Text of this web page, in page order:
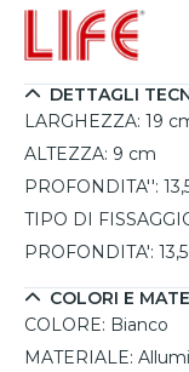
perfetto per
prestazioni
sue dimensioni
altezza e 13,5 cm
DETTAGLI
LARGHEZZA: 19
ALTEZZA: 9 cm
PROFONDITA'':
TIPO DI
PROFONDITA':
COLORI E
COLORE: Bianco
MATERIALE: